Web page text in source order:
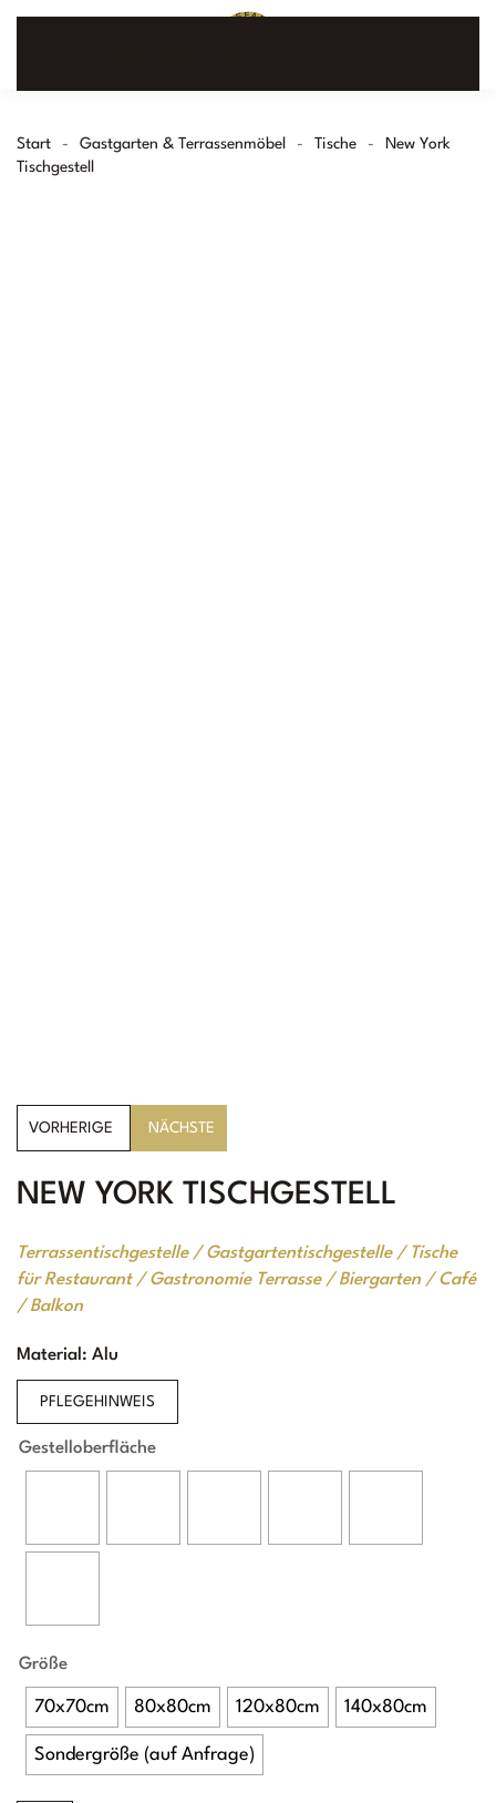
Start Gastgarten & Terrassenmöbel Tische
New York
Tischgestell
VORHERIGE NÄCHSTE
NEW YORK TISCHGESTELL
Terrassentischgestelle / Gastgartentischgestelle / Tische
für Restaurant / Gastronomie Terrasse / Biergarten / Café
/ Balkon
Material: Alu
PFLEGEHINWEIS
Gestelloberfläche
Größe
70x70cm 80x80cm 120x80cm 140x80cm
Sondergröße (auf Anfrage)